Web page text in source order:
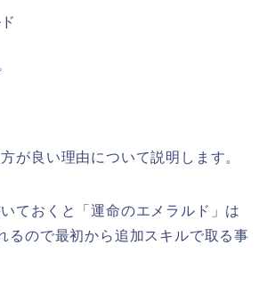
が良い理由について説明します。
ておくと「運命のエメラルド」は
るので最初から追加スキルで取る事